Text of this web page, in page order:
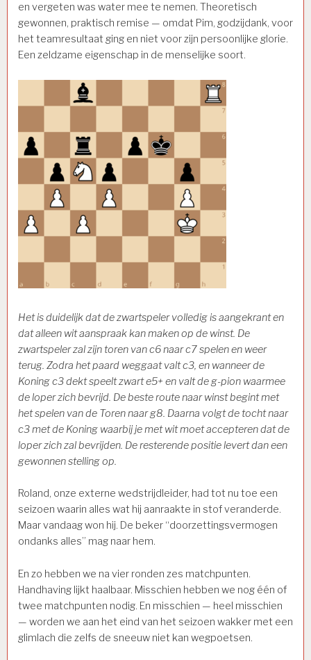
en vergeten was water mee te nemen. Theoretisch
gewonnen, praktisch remise — omdat Pim, godzijdank, voor
het teamresultaat ging en niet voor zijn persoonlijke glorie.
Een zeldzame eigenschap in de menselijke soort.
Het is duidelijk dat de zwartspeler volledig is aangekrant en
dat alleen wit aanspraak kan maken op de winst. De
zwartspeler zal zijn toren van c6 naar c7 spelen en weer
terug. Zodra het paard weggaat valt c3, en wanneer de
Koning c3 dekt speelt zwart e5+ en valt de g-pion waarmee
de loper zich bevrijd. De beste route naar winst begint met
het spelen van de Toren naar g8. Daarna volgt de tocht naar
c3 met de Koning waarbij je met wit moet accepteren dat de
loper zich zal bevrijden. De resterende positie levert dan een
gewonnen stelling op.
Roland, onze externe wedstrijdleider, had tot nu toe een
seizoen waarin alles wat hij aanraakte in stof veranderde.
Maar vandaag won hij. De beker “doorzettingsvermogen
ondanks alles” mag naar hem.
En zo hebben we na vier ronden zes matchpunten.
Handhaving lijkt haalbaar. Misschien hebben we nog één of
twee matchpunten nodig. En misschien — heel misschien
— worden we aan het eind van het seizoen wakker met een
glimlach die zelfs de sneeuw niet kan wegpoetsen.